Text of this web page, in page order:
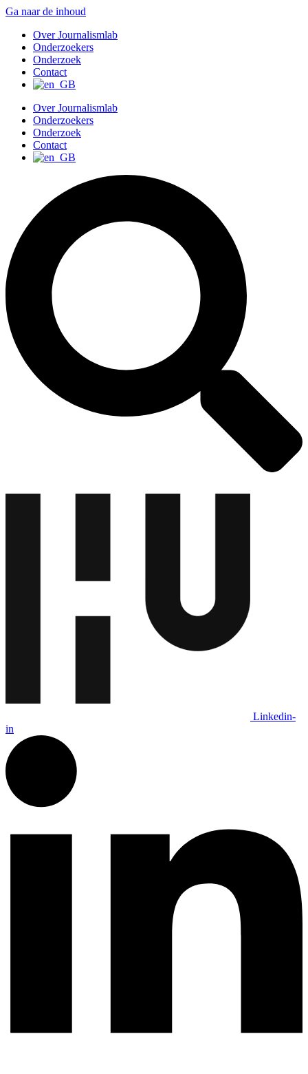
Ga naar de inhoud
Over Journalismlab
Onderzoekers
Onderzoek
Contact
Over Journalismlab
Onderzoekers
Onderzoek
Contact
Linkedin-
in